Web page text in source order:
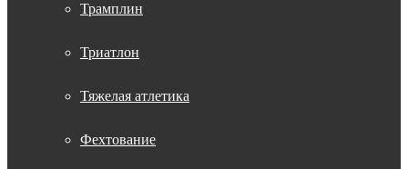
Трамплин
Триатлон
Тяжелая атлетика
Фехтование